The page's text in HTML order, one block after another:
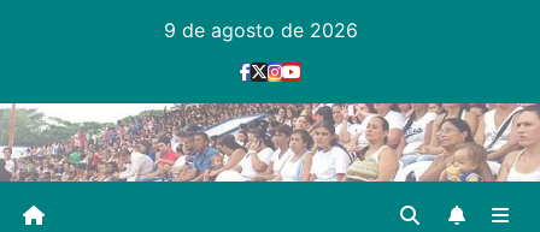
9 de agosto de 2026